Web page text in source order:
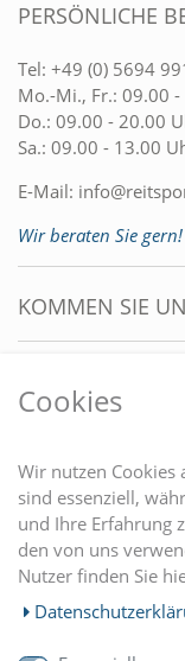
PERSÖNLICHE
Tel: +49 (0) 5694
Mo.-Mi., Fr.: 09.00
Do.: 09.00 - 20.00
Sa.: 09.00 - 13.00
E-Mail:
Wir beraten Sie gern!
KOMMEN SIE
EINKAUFEN
MEIN KONTO
Cookies
Wir nutzen Cookies
sind essenziell,
und Ihre Erfahrung
den von uns
Nutzer finden Sie